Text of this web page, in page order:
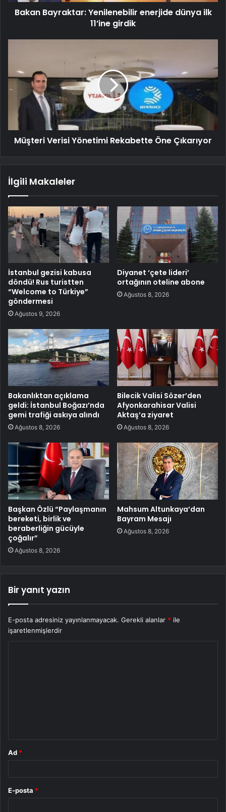
Bakan Bayraktar: Yenilenebilir enerjide dünya ilk
11’ine girdik
Müşteri Verisi Yönetimi Rekabette Öne Çıkarıyor
İlgili Makaleler
İstanbul gezisi kabusa
döndü! Rus turistten
“Welcome to Türkiye”
göndermesi
Ağustos 9, 2026
Diyanet ‘çete lideri’
ortağının oteline abone
Ağustos 8, 2026
Bakanlıktan açıklama
geldi: İstanbul Boğazı’nda
gemi trafiği askıya alındı
Ağustos 8, 2026
Bilecik Valisi Sözer’den
Afyonkarahisar Valisi
Aktaş’a ziyaret
Ağustos 8, 2026
Başkan Özlü “Paylaşmanın
bereketi, birlik ve
beraberliğin gücüyle
çoğalır”
Ağustos 8, 2026
Mahsum Altunkaya’dan
Bayram Mesajı
Ağustos 8, 2026
Bir yanıt yazın
E-posta adresiniz yayınlanmayacak. Gerekli alanlar * ile
işaretlenmişlerdir
Ad *
E-posta *